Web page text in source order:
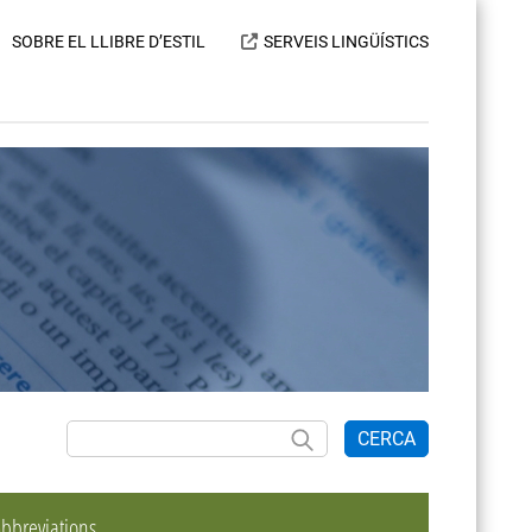
SOBRE EL LLIBRE D’ESTIL SERVEIS LINGÜÍSTICS
CERCA